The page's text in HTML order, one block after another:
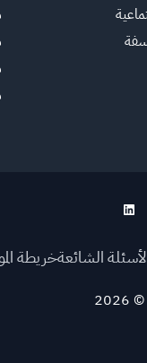
الشائعةخريطة
©
2026